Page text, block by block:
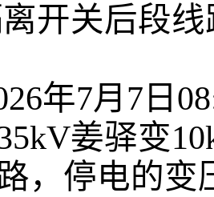
开关后段
年7月7日
姜驿变
，停电的变